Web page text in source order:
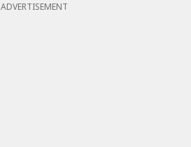
ADVERTISEMENT